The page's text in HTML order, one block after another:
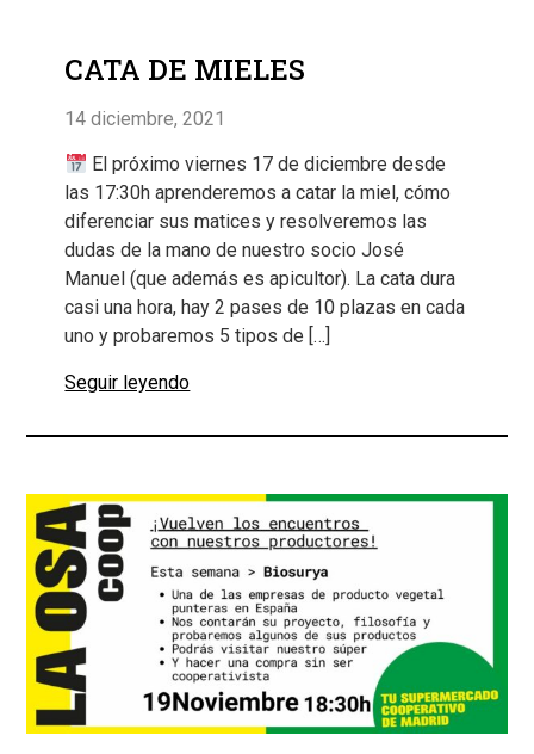
CATA DE MIELES
14 diciembre, 2021
El próximo viernes 17 de diciembre desde
las 17:30h aprenderemos a catar la miel, cómo
diferenciar sus matices y resolveremos las
dudas de la mano de nuestro socio José
Manuel (que además es apicultor). La cata dura
casi una hora, hay 2 pases de 10 plazas en cada
uno y probaremos 5 tipos de […]
Seguir leyendo